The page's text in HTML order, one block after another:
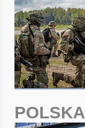
POLSKA